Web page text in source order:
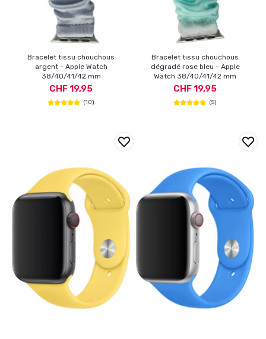
Bracelet tissu chouchous
argent - Apple Watch
38/40/41/42 mm
CHF 19,95
(10)
Bracelet tissu chouchous
dégradé rose bleu - Apple
Watch 38/40/41/42 mm
CHF 19,95
(5)